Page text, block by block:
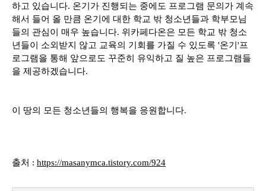
하고 있습니다. 온기가 진행되는 중에도 프로그램 문의가 계속
해서 들어 올 만큼 온기에 대한 학교 밖 청소년들과 학부모님
들의 관심이 매우 높습니다. 위카페다온은 모든 학교 밖 청소
년들이 소외받지 않고 교육의 기회를 가질 수 있도록 '온기'프
로그램을 통해 앞으로도 꾸준히 유익하고 질 높은 프로그램들
을 제공하겠습니다.
이 땅의 모든 청소년들의 행복을 응원합니다.
출처 : https://masanymca.tistory.com/924